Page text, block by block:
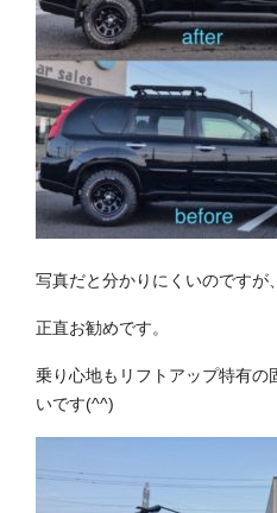
写真だと分かりにくいのですが
正直お勧めです。
乗り心地もリフトアップ特有の
いです(^^)